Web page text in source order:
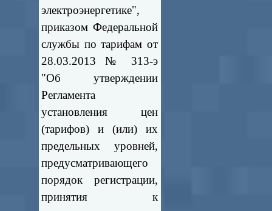
электроэнергетике",
приказом Федеральной
службы по тарифам от
28.03.2013 № 313-э
"Об утверждении
Регламента
установления цен
(тарифов) и (или) их
предельных уровней,
предусматривающего
порядок регистрации,
принятия к